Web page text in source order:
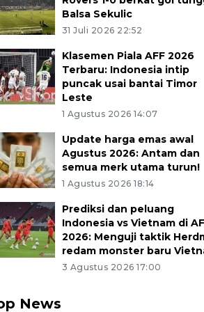
Balsa Sekulic
31 Juli 2026 22:52
Klasemen Piala AFF 2026
Terbaru: Indonesia intip
puncak usai bantai Timor
Leste
1 Agustus 2026 14:07
Update harga emas awal
Agustus 2026: Antam dan
semua merk utama turun!
1 Agustus 2026 18:14
Prediksi dan peluang
Indonesia vs Vietnam di
2026: Menguji taktik
redam monster baru
3 Agustus 2026 17:00
News